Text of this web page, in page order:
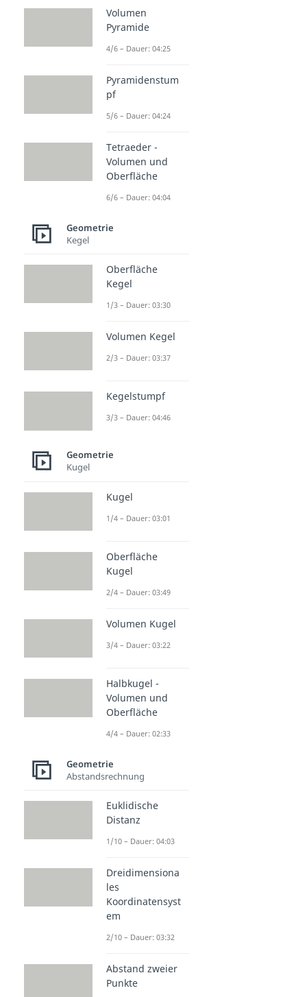
Volumen
Pyramide
4/6 – Dauer: 04:25
Pyramidenstum
pf
5/6 – Dauer: 04:24
Tetraeder -
Volumen und
Oberfläche
6/6 – Dauer: 04:04
Geometrie
Kegel
Oberfläche
Kegel
1/3 – Dauer: 03:30
Volumen Kegel
2/3 – Dauer: 03:37
Kegelstumpf
3/3 – Dauer: 04:46
Geometrie
Kugel
Kugel
1/4 – Dauer: 03:01
Oberfläche
Kugel
2/4 – Dauer: 03:49
Volumen Kugel
3/4 – Dauer: 03:22
Halbkugel -
Volumen und
Oberfläche
4/4 – Dauer: 02:33
Geometrie
Abstandsrechnung
Euklidische
Distanz
1/10 – Dauer: 04:03
Dreidimensiona
les
Koordinatensyst
em
2/10 – Dauer: 03:32
Abstand zweier
Punkte